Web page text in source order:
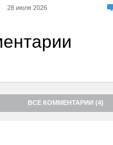
28 июля 2026
ВСЕ КОММЕНТАРИИ (4)